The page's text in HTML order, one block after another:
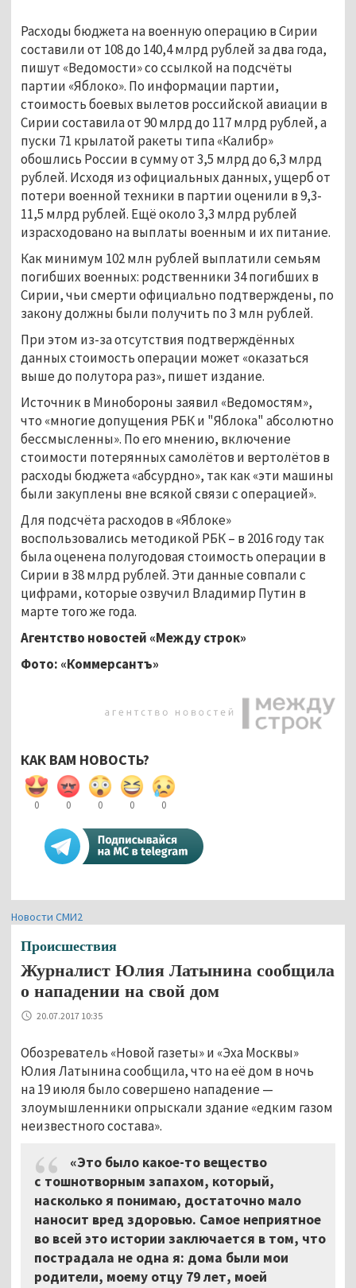
Расходы бюджета на военную операцию в Сирии
составили от 108 до 140,4 млрд рублей за два года,
пишут «Ведомости» со ссылкой на подсчёты
партии «Яблоко». По информации партии,
стоимость боевых вылетов российской авиации в
Сирии составила от 90 млрд до 117 млрд рублей, а
пуски 71 крылатой ракеты типа «Калибр»
обошлись России в сумму от 3,5 млрд до 6,3 млрд
рублей. Исходя из официальных данных, ущерб от
потери военной техники в партии оценили в 9,3-
11,5 млрд рублей. Ещё около 3,3 млрд рублей
израсходовано на выплаты военным и их питание.
Как минимум 102 млн рублей выплатили семьям
погибших военных: родственники 34 погибших в
Сирии, чьи смерти официально подтверждены, по
закону должны были получить по 3 млн рублей.
При этом из-за отсутствия подтверждённых
данных стоимость операции может «оказаться
выше до полутора раз», пишет издание.
Источник в Минобороны заявил «Ведомостям»,
что «многие допущения РБК и "Яблока" абсолютно
бессмысленны». По его мнению, включение
стоимости потерянных самолётов и вертолётов в
расходы бюджета «абсурдно», так как «эти машины
были закуплены вне всякой связи с операцией».
Для подсчёта расходов в «Яблоке»
воспользовались методикой РБК – в 2016 году так
была оценена полугодовая стоимость операции в
Сирии в 38 млрд рублей. Эти данные совпали с
цифрами, которые озвучил Владимир Путин в
марте того же года.
Агентство новостей «Между строк»
Фото: «Коммерсантъ»
КАК ВАМ НОВОСТЬ?
0 0 0 0 0
Новости СМИ2
Происшествия
Журналист Юлия Латынина сообщила
о нападении на свой дом
20.07.2017 10:35
Обозреватель «Новой газеты» и «Эха Москвы»
Юлия Латынина сообщила, что на её дом в ночь
на 19 июля было совершено нападение —
злоумышленники опрыскали здание «едким газом
неизвестного состава».
«Это было какое-то вещество
с тошнотворным запахом, который,
насколько я понимаю, достаточно мало
наносит вред здоровью. Самое неприятное
во всей это истории заключается в том, что
пострадала не одна я: дома были мои
родители, моему отцу 79 лет, моей